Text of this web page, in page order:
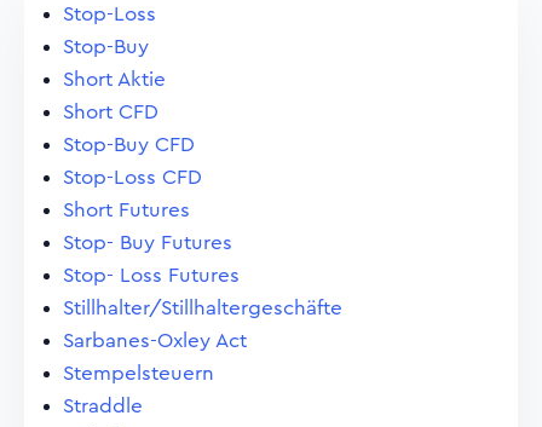
Stop-Loss
Stop-Buy
Short Aktie
Short CFD
Stop-Buy CFD
Stop-Loss CFD
Short Futures
Stop- Buy Futures
Stop- Loss Futures
Stillhalter/Stillhaltergeschäfte
Sarbanes-Oxley Act
Stempelsteuern
Straddle